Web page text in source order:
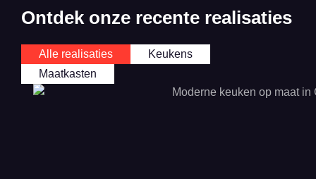
Ontdek onze recente realisaties
Keukens
Maatkasten
Alle realisaties